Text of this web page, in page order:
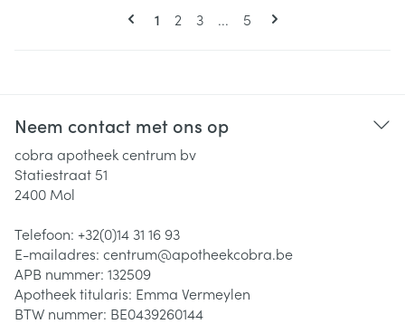
Pagina's
U lees momenteel pagina
1 Pagina
2 Pagina
3 ... Pagina
5
Neem contact met ons op
cobra apotheek centrum bv
Statiestraat 51
2400 Mol
Telefoon: +32(0)14 31 16 93
E-mailadres: centrum@apotheekcobra.be
APB nummer: 132509
Apotheek titularis: Emma Vermeylen
BTW nummer: BE0439260144